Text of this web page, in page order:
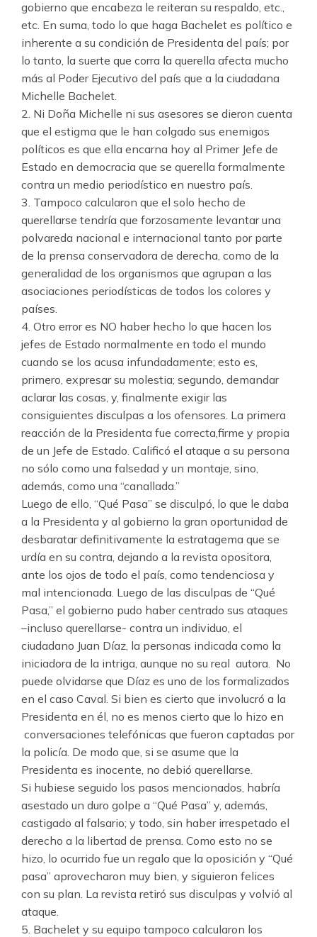
gobierno que encabeza le reiteran su respaldo, etc.,
etc. En suma, todo lo que haga Bachelet es político e
inherente a su condición de Presidenta del país; por
lo tanto, la suerte que corra la querella afecta mucho
más al Poder Ejecutivo del país que a la ciudadana
Michelle Bachelet.
2. Ni Doña Michelle ni sus asesores se dieron cuenta
que el estigma que le han colgado sus enemigos
políticos es que ella encarna hoy al Primer Jefe de
Estado en democracia que se querella formalmente
contra un medio periodístico en nuestro país.
3. Tampoco calcularon que el solo hecho de
querellarse tendría que forzosamente levantar una
polvareda nacional e internacional tanto por parte
de la prensa conservadora de derecha, como de la
generalidad de los organismos que agrupan a las
asociaciones periodísticas de todos los colores y
países.
4. Otro error es NO haber hecho lo que hacen los
jefes de Estado normalmente en todo el mundo
cuando se los acusa infundadamente; esto es,
primero, expresar su molestia; segundo, demandar
aclarar las cosas, y, finalmente exigir las
consiguientes disculpas a los ofensores. La primera
reacción de la Presidenta fue correcta,firme y propia
de un Jefe de Estado. Calificó el ataque a su persona
no sólo como una falsedad y un montaje, sino,
además, como una “canallada.”
Luego de ello, “Qué Pasa” se disculpó, lo que le daba
a la Presidenta y al gobierno la gran oportunidad de
desbaratar definitivamente la estratagema que se
urdía en su contra, dejando a la revista opositora,
ante los ojos de todo el país, como tendenciosa y
mal intencionada. Luego de las disculpas de “Qué
Pasa,” el gobierno pudo haber centrado sus ataques
–incluso querellarse- contra un individuo, el
ciudadano Juan Díaz, la personas indicada como la
iniciadora de la intriga, aunque no su real autora. No
puede olvidarse que Díaz es uno de los formalizados
en el caso Caval. Si bien es cierto que involucró a la
Presidenta en él, no es menos cierto que lo hizo en
conversaciones telefónicas que fueron captadas por
la policía. De modo que, si se asume que la
Presidenta es inocente, no debió querellarse.
Si hubiese seguido los pasos mencionados, habría
asestado un duro golpe a “Qué Pasa” y, además,
castigado al falsario; y todo, sin haber irrespetado el
derecho a la libertad de prensa. Como esto no se
hizo, lo ocurrido fue un regalo que la oposición y “Qué
pasa” aprovecharon muy bien, y siguieron felices
con su plan. La revista retiró sus disculpas y volvió al
ataque.
5. Bachelet y su equipo tampoco calcularon los